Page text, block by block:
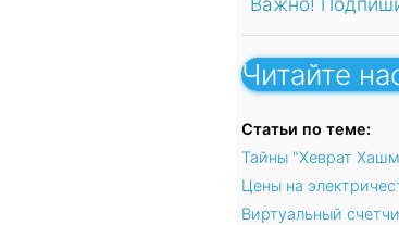
Читайте
Статьи по теме:
Тайны "Хеврат
Цены на
Виртуальный